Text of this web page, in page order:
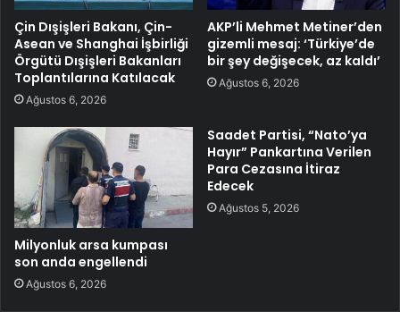
Çin Dışişleri Bakanı, Çin-
Asean ve Shanghai İşbirliği
Örgütü Dışişleri Bakanları
Toplantılarına Katılacak
Ağustos 6, 2026
AKP’li Mehmet Metiner’den
gizemli mesaj: ‘Türkiye’de
bir şey değişecek, az kaldı’
Ağustos 6, 2026
Milyonluk arsa kumpası
son anda engellendi
Ağustos 6, 2026
Saadet Partisi, “Nato’ya
Hayır” Pankartına Verilen
Para Cezasına İtiraz
Edecek
Ağustos 5, 2026